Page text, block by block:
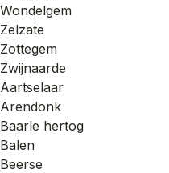
Wondelgem
Zelzate
Zottegem
Zwijnaarde
Aartselaar
Arendonk
Baarle hertog
Balen
Beerse